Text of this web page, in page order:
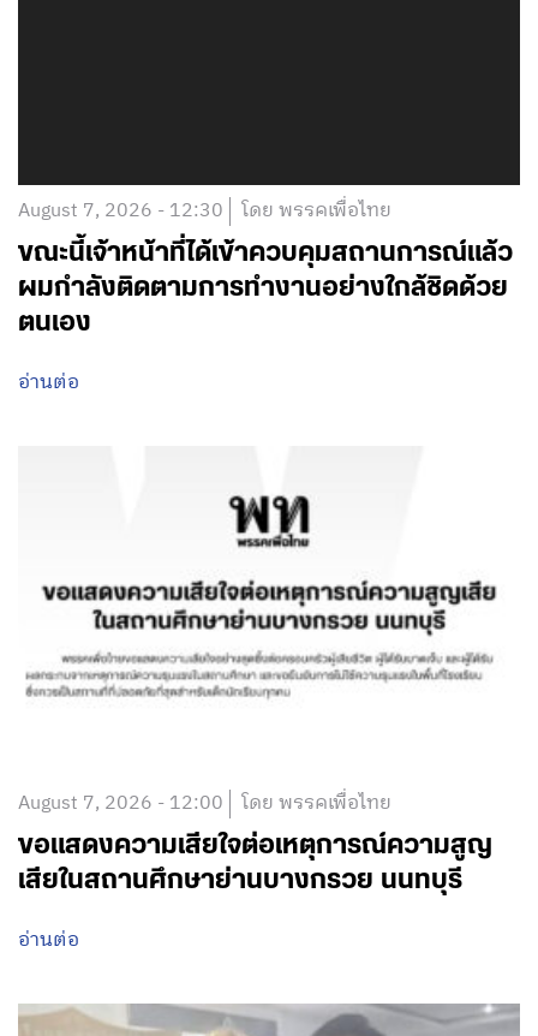
August 7, 2026 - 12:30 โดย พรรคเพื่อไทย
ขณะนี้เจ้าหน้าที่ได้เข้าควบคุมสถานการณ์แล้ว
ผมกำลังติดตามการทำงานอย่างใกล้ชิดด้วย
ตนเอง
อ่านต่อ
August 7, 2026 - 12:00 โดย พรรคเพื่อไทย
ขอแสดงความเสียใจต่อเหตุการณ์ความสูญ
เสียในสถานศึกษาย่านบางกรวย นนทบุรี
อ่านต่อ